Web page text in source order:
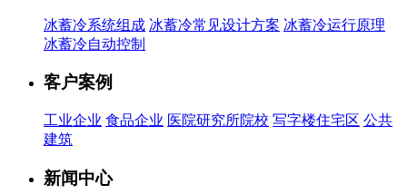
冰蓄冷系统组成 冰蓄冷常见设计方案 冰蓄冷运行原理
冰蓄冷自动控制
客户案例
工业企业 食品企业 医院研究所院校 写字楼住宅区 公共
建筑
新闻中心